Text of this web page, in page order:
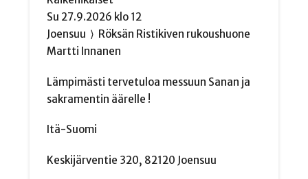
Su 27.9.2026 klo 12
Joensuu ⟩ Röksän Ristikiven rukoushuone
Martti Innanen
Lämpimästi tervetuloa messuun Sanan ja
sakramentin äärelle !
Itä-Suomi
Keskijärventie 320, 82120 Joensuu